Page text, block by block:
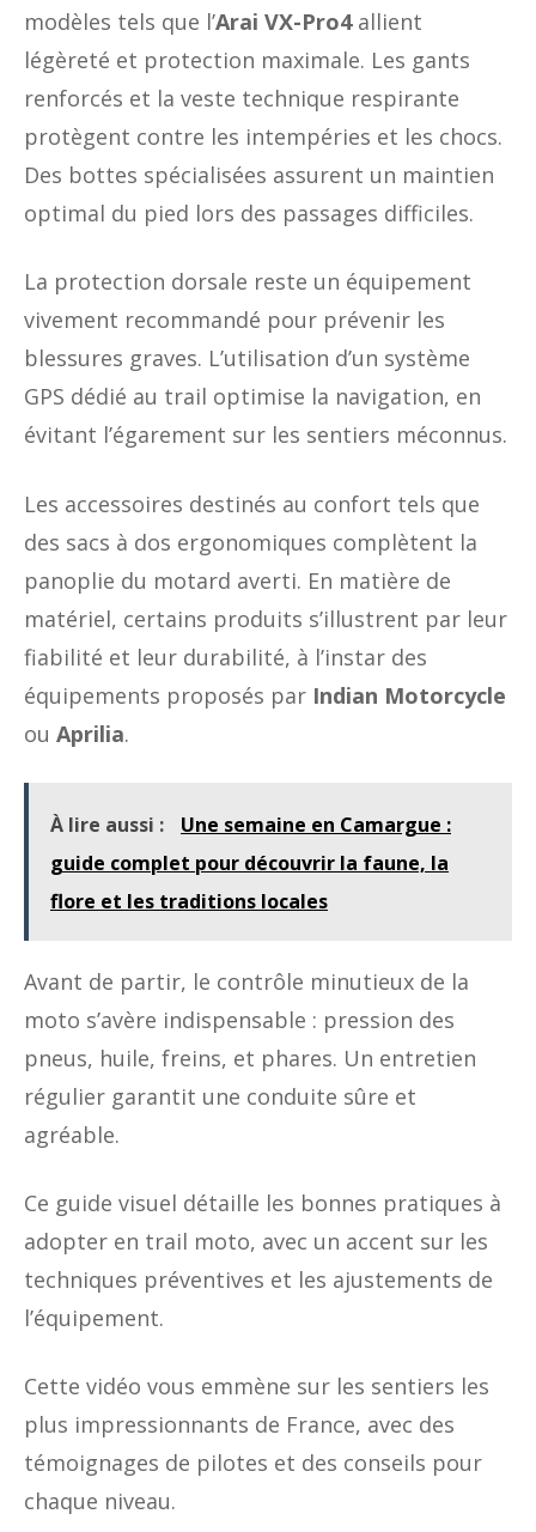
modèles tels que l’Arai VX-Pro4allient
légèreté et protection maximale. Les gants
renforcés et la veste technique respirante
protègent contre les intempéries et les chocs.
Des bottes spécialisées assurent un maintien
optimal du pied lors des passages difficiles.
La protection dorsale reste un équipement
vivement recommandé pour prévenir les
blessures graves. L’utilisation d’un système
GPS dédié au trail optimise la navigation, en
évitant l’égarement sur les sentiers méconnus.
Les accessoires destinés au confort tels que
des sacs à dos ergonomiques complètent la
panoplie du motard averti. En matière de
matériel, certains produits s’illustrent par leur
fiabilité et leur durabilité, à l’instar des
équipements proposés par Indian Motorcycle
ou Aprilia.
À lire aussi :
Une semaine en Camargue :
guide complet pour découvrir la faune, la
flore et les traditions locales
Avant de partir, le contrôle minutieux de la
moto s’avère indispensable : pression des
pneus, huile, freins, et phares. Un entretien
régulier garantit une conduite sûre et
agréable.
Ce guide visuel détaille les bonnes pratiques à
adopter en trail moto, avec un accent sur les
techniques préventives et les ajustements de
l’équipement.
Cette vidéo vous emmène sur les sentiers les
plus impressionnants de France, avec des
témoignages de pilotes et des conseils pour
chaque niveau.